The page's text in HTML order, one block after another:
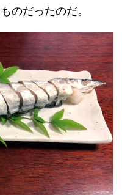
のだったのだ。